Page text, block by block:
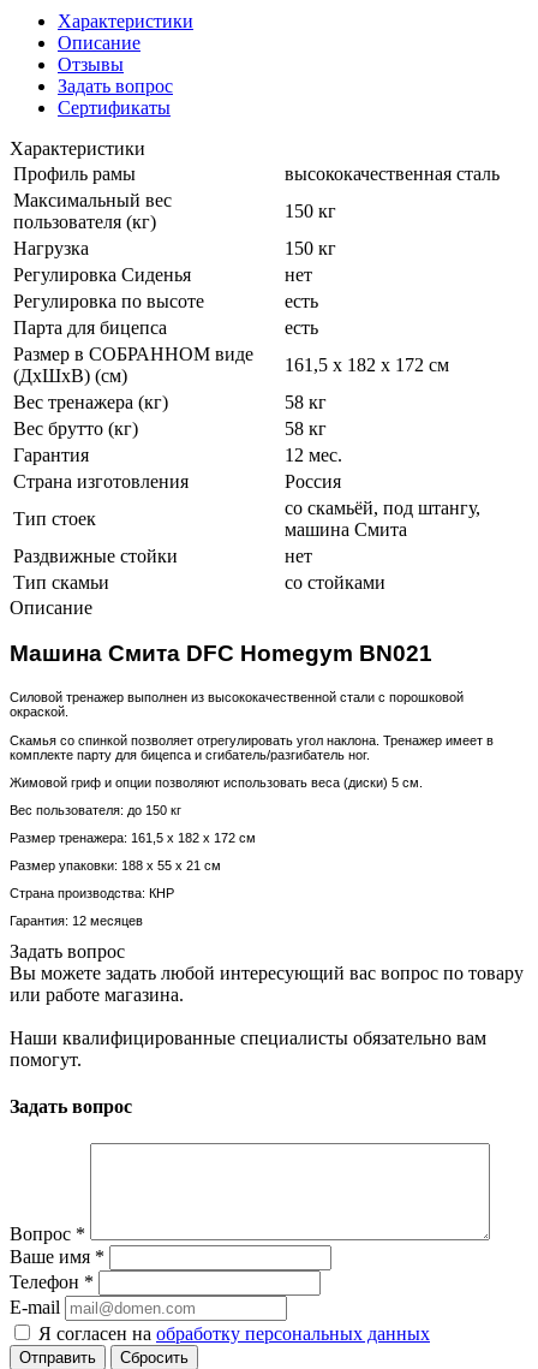
Характеристики
Описание
Отзывы
Задать вопрос
Сертификаты
Характеристики
Профиль рамы
высококачественная сталь
Максимальный вес
пользователя (кг)
150 кг
Нагрузка
150 кг
Регулировка Сиденья
нет
Регулировка по высоте
есть
Парта для бицепса
есть
Размер в СОБРАННОМ виде
(ДхШхВ) (см)
161,5 х 182 х 172 см
Вес тренажера (кг)
58 кг
Вес брутто (кг)
58 кг
Гарантия
12 мес.
Страна изготовления
Россия
Тип стоек
со скамьёй, под штангу,
машина Смита
Раздвижные стойки
нет
Тип скамьи
со стойками
Описание
Машина Смита DFC Homegym BN021
Силовой тренажер выполнен из высококачественной стали с порошковой
окраской.
Скамья со спинкой позволяет отрегулировать угол наклона. Тренажер имеет в
комплекте парту для бицепса и сгибатель/разгибатель ног.
Жимовой гриф и опции позволяют использовать веса (диски) 5 см.
Вес пользователя: до 150 кг
Размер тренажера: 161,5 х 182 х 172 см
Размер упаковки: 188 х 55 х 21 см
Страна производства: КНР
Гарантия: 12 месяцев
Задать вопрос
Вы можете задать любой интересующий вас вопрос по товару
или работе магазина.
Наши квалифицированные специалисты обязательно вам
помогут.
Задать вопрос
Вопрос *
Ваше имя *
Телефон *
E-mail
Я согласен на обработку персональных данных
Сбросить